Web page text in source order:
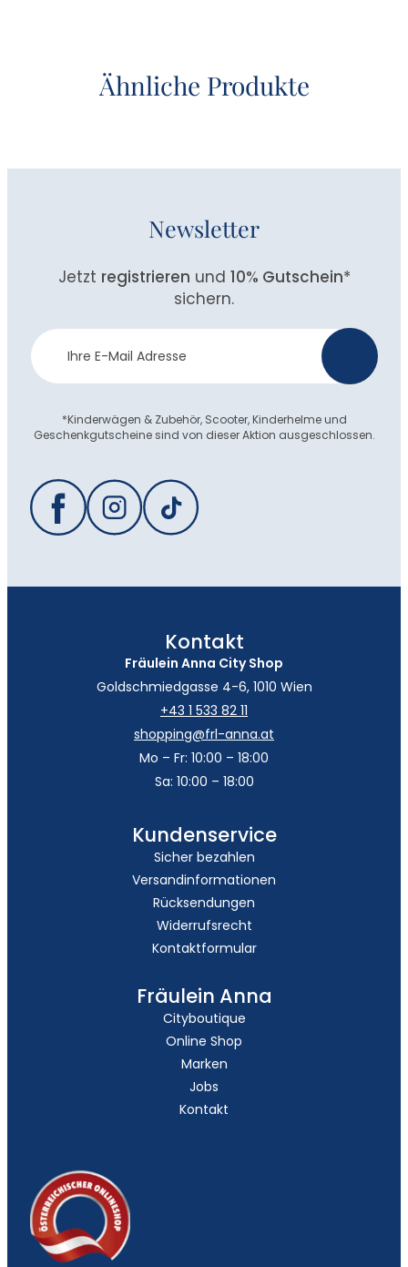
Ähnliche Produkte
Newsletter
Jetzt registrieren und 10% Gutschein*
sichern.
Newsletter
Anmeldung
*Kinderwägen & Zubehör, Scooter, Kinderhelme und
Geschenkgutscheine sind von dieser Aktion ausgeschlossen.
Kontakt
Fräulein Anna City Shop
Goldschmiedgasse 4-6, 1010 Wien
+43 1 533 82 11
shopping@frl-anna.at
Mo – Fr: 10:00 – 18:00
Sa: 10:00 – 18:00
Kundenservice
Sicher bezahlen
Versandinformationen
Rücksendungen
Widerrufsrecht
Kontaktformular
Fräulein Anna
Cityboutique
Online Shop
Marken
Jobs
Kontakt